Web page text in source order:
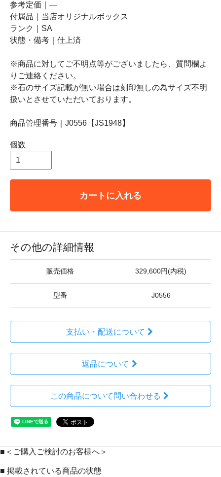
参考定価｜―
付属品｜当店オリジナルボックス
ランク｜SA
状態・備考｜仕上済
※商品に対してご不明点等がございましたら、質問欄よ
りご連絡ください。
※石のサイズ記載が無い場合は刻印無しの為サイズ不明
扱いとさせていただいております。
商品管理番号｜J0556【JS1948】
個数
カートに入れる
その他の詳細情報
販売価格 329,600円(内税)
型番 J0556
支払い・配送について
返品について
この商品について問い合わせる
■＜ご購入ご検討のお客様へ＞
■ 掲載されている商品の状態